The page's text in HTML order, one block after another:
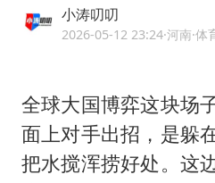
小涛叨叨
2026-05-12 23:24·河南·体
全球大国博弈这块场
面上对手出招，是躲
把水搅浑捞好处。这